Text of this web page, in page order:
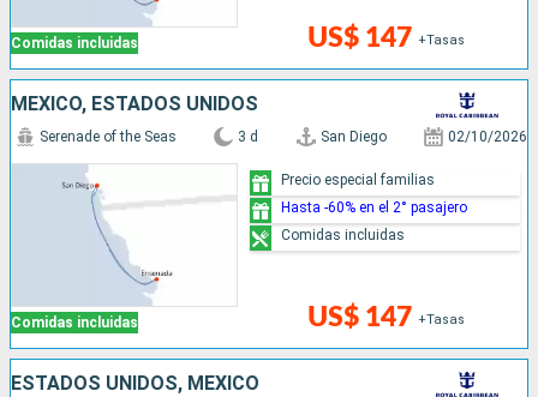
Comidas incluidas US$ 147 +Tasas
MÉXICO, ESTADOS UNIDOS
Comidas incluidas
Serenade of the Seas 3 d San Diego 02/10/2026
US$ 147 +Tasas
Precio especial familias
Hasta -60% en el 2° pasajero
Comidas incluidas
ESTADOS UNIDOS, MÉXICO